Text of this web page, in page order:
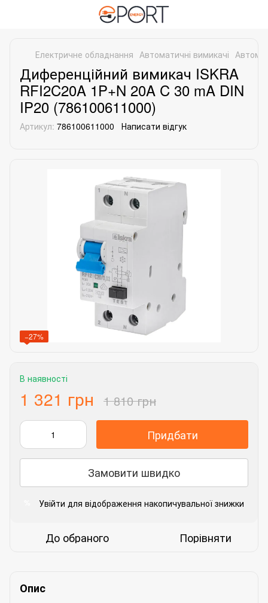
Електричне обладнання Автоматичні вимикачі
Диференційний вимикач ISKRA
RFI2C20A 1P+N 20A C 30 mA DIN
IP20 (786100611000)
Артикул: 786100611000 Написати відгук
−27%
В наявності
1 321 грн 1 810 грн
Придбати
Замовити швидко
Увійти для відображення накопичувальної знижки
До обраного Порівняти
Опис